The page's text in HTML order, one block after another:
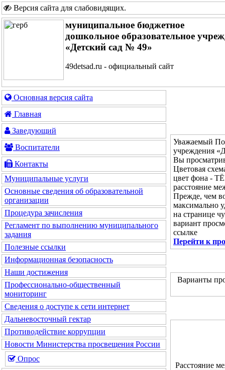
Версия сайта для слабовидящих.
муниципальное бюджетное
дошкольное образовательное
«Детский сад № 49»
49detsad.ru - официальный сайт
Основная версия сайта
Главная
Заведующий
Воспитатели
Контакты
Муниципальные услуги
Основные сведения об образовательной
организации
Процедура зачисления
Регламент по выполнению муниципального
задания
Полезные ссылки
Информационная безопасность
Наши достижения
Профессионально-общественный
мониторинг
Сведения о доступе к сети интернет
Дальневосточный гектар
Противодействие коррупции
Новости Министерства просвещения России
Опрос
Уважаемый
учреждения
Вы
Цветовая
цвет фона -
расстояние
Прежде, чем
максимально
на странице
вариант
ссылке
Перейти к
Варианты
Расстояние